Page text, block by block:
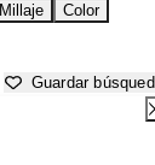
Millaje Color
Guardar